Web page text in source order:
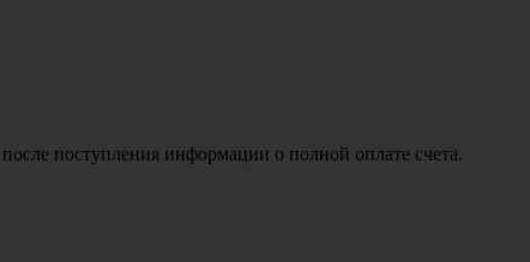
поступления информации о полной оплате счета.